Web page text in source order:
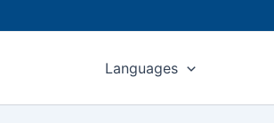
Languages